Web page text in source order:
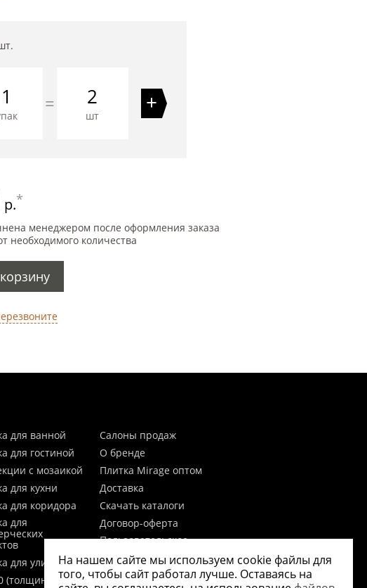
= 2
шт
+
р.*
менеджером после оформления заказа
необходимого количества
для ванной
для гостиной
с мозаикой
для кухни
для коридора
для
для улицы
(толщина 20мм)
Салоны продаж
О бренде
Плитка Mirage оптом
Доставка
Скачать каталоги
Договор-оферта
Пользовательское
Согласие на обработку
персональных данных
На нашем сайте мы используем cookie файлы для
того, чтобы сайт работал лучше. Оставаясь на